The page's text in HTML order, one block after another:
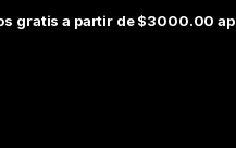
gratis a partir de $3000.00